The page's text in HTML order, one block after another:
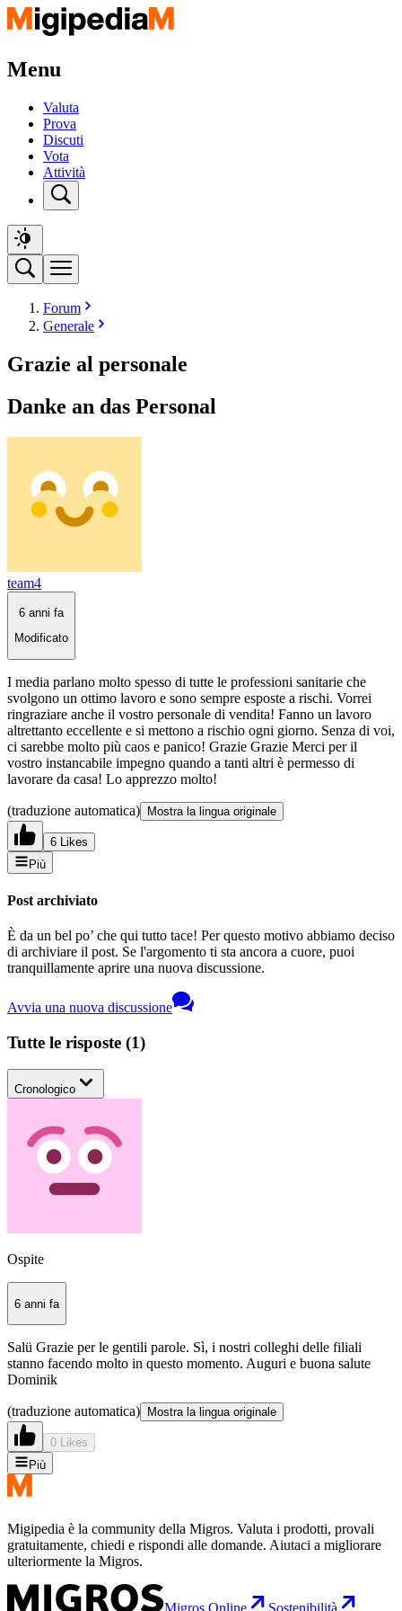
Menu
Valuta
Prova
Discuti
Vota
Attività
Forum
Generale
Grazie al personale
Danke an das Personal
team4
6 anni fa
Modificato
I media parlano molto spesso di tutte le professioni sanitarie che
svolgono un ottimo lavoro e sono sempre esposte a rischi. Vorrei
ringraziare anche il vostro personale di vendita! Fanno un lavoro
altrettanto eccellente e si mettono a rischio ogni giorno. Senza di voi,
ci sarebbe molto più caos e panico! Grazie Grazie Merci per il
vostro instancabile impegno quando a tanti altri è permesso di
lavorare da casa! Lo apprezzo molto!
(traduzione automatica) Mostra la lingua originale
6 Likes
Più
Post archiviato
È da un bel po’ che qui tutto tace! Per questo motivo abbiamo deciso
di archiviare il post. Se l'argomento ti sta ancora a cuore, puoi
tranquillamente aprire una nuova discussione.
Avvia una nuova discussione
Tutte le risposte (1)
Cronologico
Ospite
6 anni fa
Salü Grazie per le gentili parole. Sì, i nostri colleghi delle filiali
stanno facendo molto in questo momento. Auguri e buona salute
Dominik
(traduzione automatica) Mostra la lingua originale
0 Likes
Più
Migipedia è la community della Migros. Valuta i prodotti, provali
gratuitamente, chiedi e rispondi alle domande. Aiutaci a migliorare
ulteriormente la Migros.